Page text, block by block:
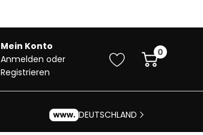
Mein Konto
Anmelden oder
Registrieren
0
DEUTSCHLAND